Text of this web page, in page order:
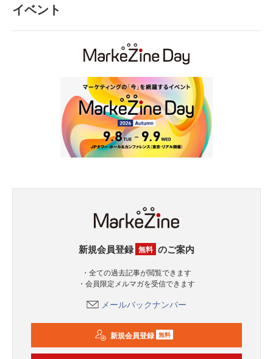
イベント
新規会員登録 無料 のご案内
・全ての過去記事が閲覧できます
・会員限定メルマガを受信できます
メールバックナンバー
新規会員登録 無料